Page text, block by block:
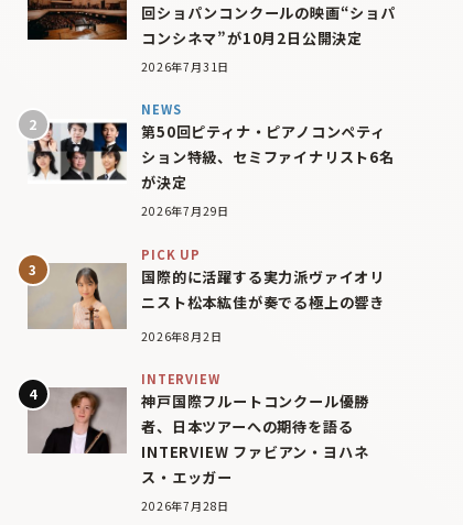
回ショパンコンクールの映画“ショパ
コンシネマ”が10月2日公開決定
2026年7月31日
NEWS
第50回ピティナ・ピアノコンペティ
ション特級、セミファイナリスト6名
が決定
2026年7月29日
PICK UP
国際的に活躍する実力派ヴァイオリ
ニスト松本紘佳が奏でる極上の響き
2026年8月2日
INTERVIEW
神戸国際フルートコンクール優勝
者、日本ツアーへの期待を語る
INTERVIEW ファビアン・ヨハネ
ス・エッガー
2026年7月28日